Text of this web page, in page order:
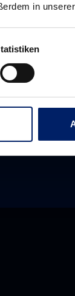
in unserer
News:
Löwen
contra
Celje